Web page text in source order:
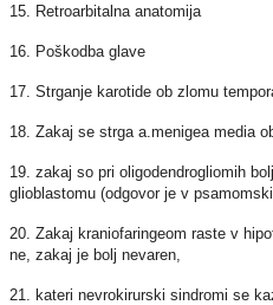
15. Retroarbitalna anatomija
16. Poškodba glave
17. Strganje karotide ob zlomu
1 8. Zakaj se strga a.menigea media
19. zakaj so pri oligodendrogliomih
glioblastomu (odgovor je v
20. Zakaj kraniofaringeom raste v
ne, zakaj je bolj nevaren,
21. kateri nevrokirurski sindromi se